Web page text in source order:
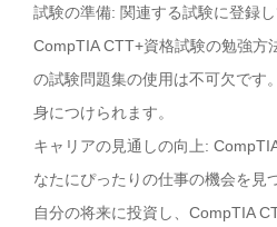
試験の準備: 関連する試験に登録
CompTIA CTT+資格試験の勉強方
の試験問題集の使用は不可欠です
身につけられます。
キャリアの見通しの向上:
なたにぴったりの仕事の機会を見
自分の将来に投資し、CompTIA